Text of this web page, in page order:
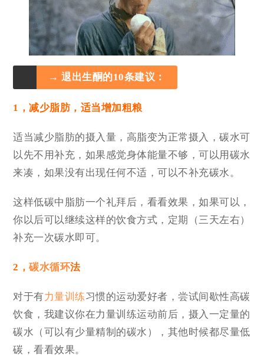
→ 退出生酮的10条建议：
1，减少脂肪，适当增加粗粮
适当减少脂肪的摄入量，高脂变为正常摄入，碳水可
以先不用补充，如果感觉身体能量不够，可以用碳水
来凑，如果没有出现任何不适，可以不补充碳水。
这样低碳中脂肪一个礼拜后，看看效果，如果可以，
你以后可以继续这样的饮食方式，定期（三天左右）
补充一次碳水即可。
2，碳水循环法
对于有力量训练习惯的运动爱好者，尝试间歇性高碳
饮食，我建议你在力量训练运动前后，摄入一定量的
碳水（可以有少量精制的碳水），其他时候都尽量低
碳，看看效果。